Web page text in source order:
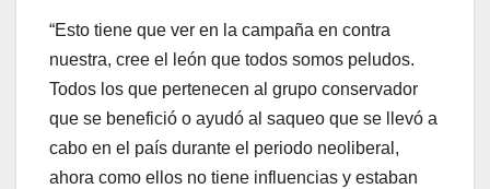
“Esto tiene que ver en la campaña en contra
nuestra, cree el león que todos somos peludos.
Todos los que pertenecen al grupo conservador
que se benefició o ayudó al saqueo que se llevó a
cabo en el país durante el periodo neoliberal,
ahora como ellos no tiene influencias y estaban